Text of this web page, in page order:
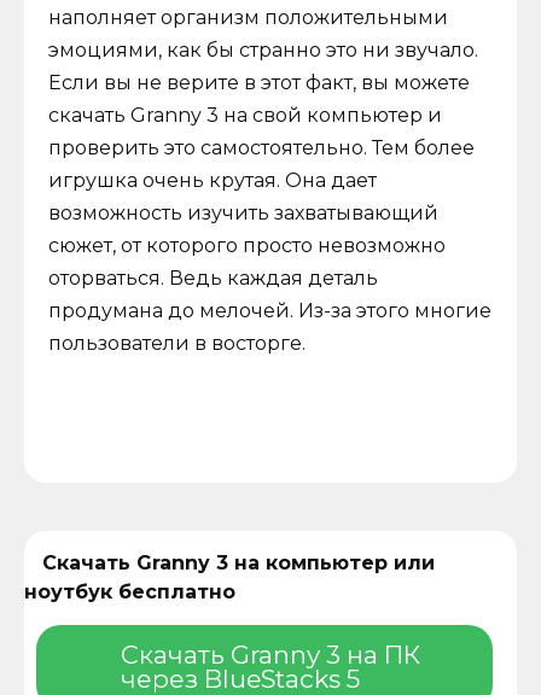
наполняет организм положительными
эмоциями, как бы странно это ни звучало.
Если вы не верите в этот факт, вы можете
скачать Granny 3 на свой компьютер и
проверить это самостоятельно. Тем более
игрушка очень крутая. Она дает
возможность изучить захватывающий
сюжет, от которого просто невозможно
оторваться. Ведь каждая деталь
продумана до мелочей. Из-за этого многие
пользователи в восторге.
Скачать Granny 3 на компьютер или
ноутбук бесплатно
Скачать Granny 3 на ПК
через BlueStacks 5